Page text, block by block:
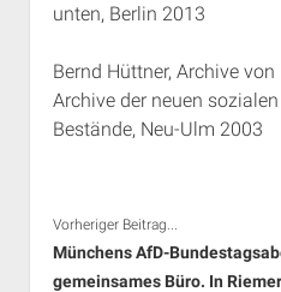
unten, Berlin 2013
Bernd Hüttner, Archive
Archive der neuen
Bestände, Neu-Ulm 2003
Vorheriger Beitrag...
Münchens AfD-
gemeinsames Büro. In